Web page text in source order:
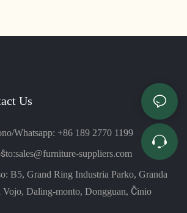
Us
Whatsapp: +86 189 2770 1199
sales@furniture-suppliers.com
B5, Grand Ring Industria Parko, Granda
Vojo, Daling-monto, Dongguan, Ĉinio